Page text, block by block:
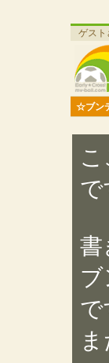
ゲス
☆ブン
で
書
で